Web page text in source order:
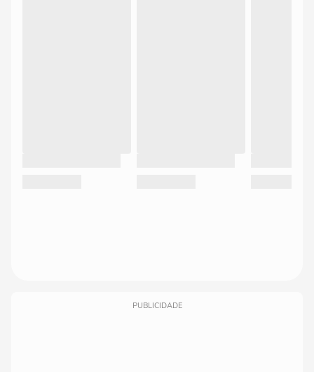
PUBLICIDADE